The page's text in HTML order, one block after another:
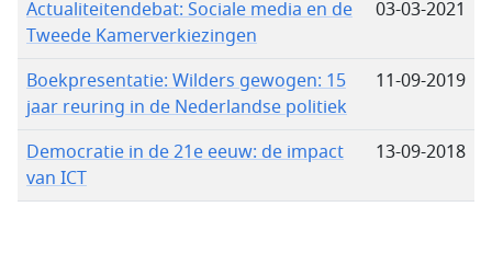
Actualiteitendebat: Sociale media en de
Tweede Kamerverkiezingen
03-03-2021
Boekpresentatie: Wilders gewogen: 15
jaar reuring in de Nederlandse politiek
11-09-2019
Democratie in de 21e eeuw: de impact
van ICT
13-09-2018